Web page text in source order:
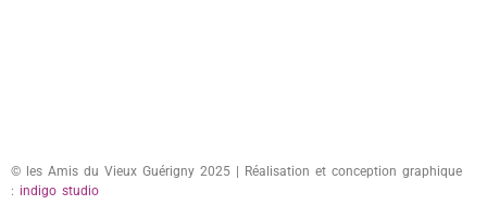
© les Amis du Vieux Guérigny 2025 | Réalisation et conception graphique
: indigo studio